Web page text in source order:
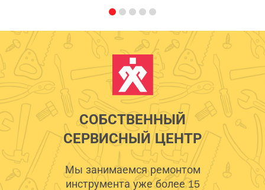
СОБСТВЕННЫЙ
СЕРВИСНЫЙ ЦЕНТР
Мы занимаемся ремонтом
инструмента уже более 15